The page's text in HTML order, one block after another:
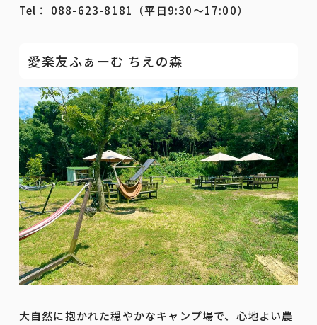
Tel： 088-623-8181（平日9:30～17:00）
愛楽友ふぁーむ ちえの森
大自然に抱かれた穏やかなキャンプ場で、心地よい農